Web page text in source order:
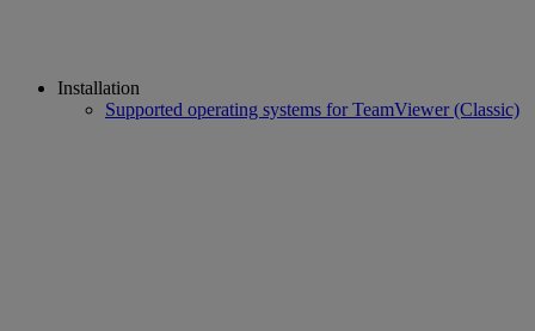
Installation
Supported operating systems for TeamViewer (Classic)